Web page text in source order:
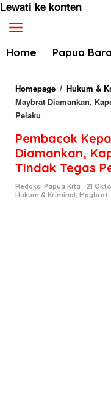
Lewati ke konten
Home Papua
Homepage / Hukum &
Maybrat Diamankan,
Pelaku
Pembacok
Diamankan,
Tindak Tegas
Redaksi Papua Kita
21
Hukum & Kriminal, Maybrat